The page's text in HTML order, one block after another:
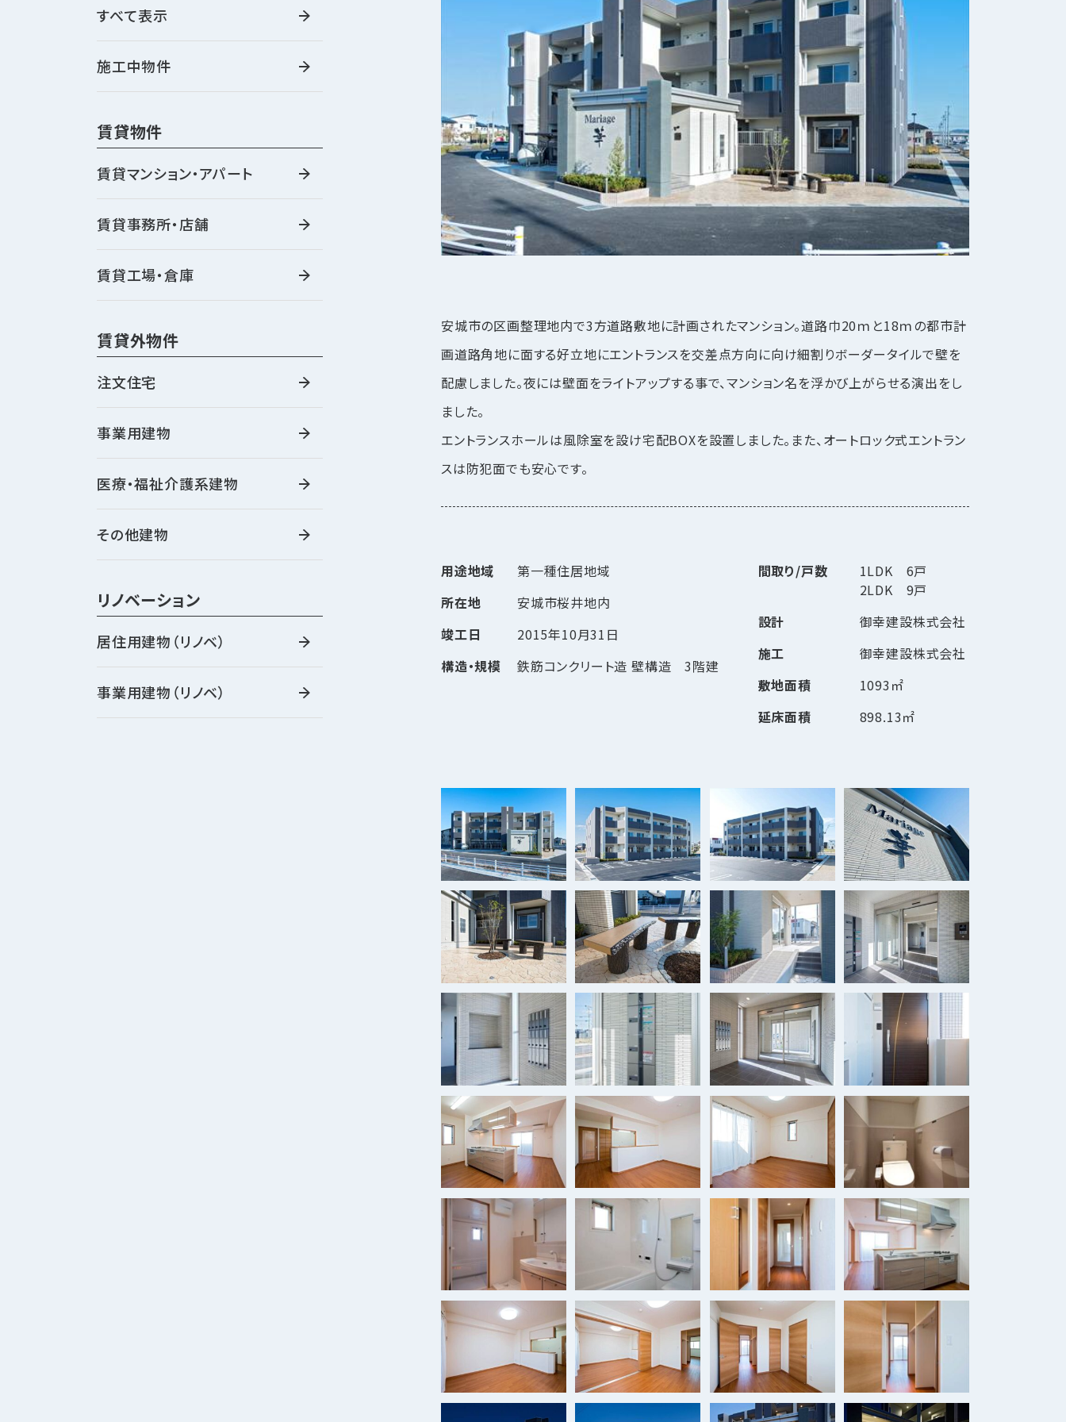
すべて表示
施工中物件
賃貸物件
賃貸マンション・アパート
賃貸事務所・店舗
賃貸工場・倉庫
賃貸外物件
注文住宅
事業用建物
医療・福祉介護系建物
その他建物
リノベーション
居住用建物（リノベ）
事業用建物（リノベ）
安城市の区画整理地内で3方道路敷地に計画されたマンション。道路巾20ｍと18ｍの都市計
画道路角地に面する好立地にエントランスを交差点方向に向け細割りボーダータイルで壁を
配慮しました。夜には壁面をライトアップする事で、マンション名を浮かび上がらせる演出をし
ました。
エントランスホールは風除室を設け宅配BOXを設置しました。また、オートロック式エントラン
スは防犯面でも安心です。
用途地域
第一種住居地域
所在地
安城市桜井地内
竣工日
2015年10月31日
構造・規模
鉄筋コンクリート造 壁構造 3階建
間取り/戸数
1LDK 6戸
2LDK 9戸
設計
御幸建設株式会社
施工
御幸建設株式会社
敷地面積
1093㎡
延床面積
898.13㎡